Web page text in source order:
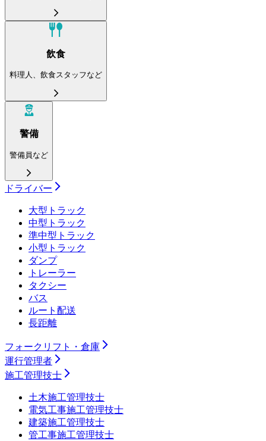
飲食
料理人、飲食スタッフなど
警備
警備員など
ドライバー
大型トラック
中型トラック
準中型トラック
小型トラック
ダンプ
トレーラー
タクシー
バス
ルート配送
長距離
フォークリフト・倉庫
運行管理者
施工管理技士
土木施工管理技士
電気工事施工管理技士
建築施工管理技士
管工事施工管理技士